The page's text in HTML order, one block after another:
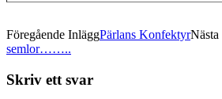
Föregående InläggPärlans Konfektyr
semlor……..
Skriv ett svar